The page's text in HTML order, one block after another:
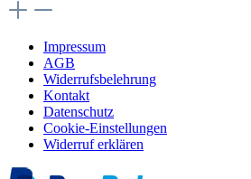
Impressum
AGB
Widerrufsbelehrung
Kontakt
Datenschutz
Cookie-Einstellungen
Widerruf erklären